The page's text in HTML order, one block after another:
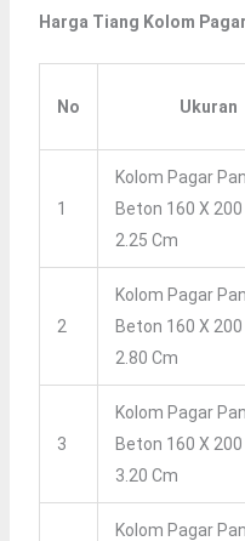
Harga Tiang Kolom
No Ukuran
1
Kolom Pagar
Beton 160 X
2.25 Cm
2
Kolom Pagar
Beton 160 X
2.80 Cm
3
Kolom Pagar
Beton 160 X
3.20 Cm
Kolom Pagar